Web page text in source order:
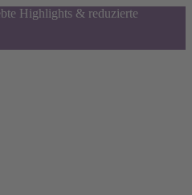
Highlights & reduzierte